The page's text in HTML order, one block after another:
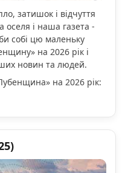
затишок і відчуття
оселя і наша газета -
собі цю маленьку
на 2026 рік і
новин та людей.
на 2026 рік: